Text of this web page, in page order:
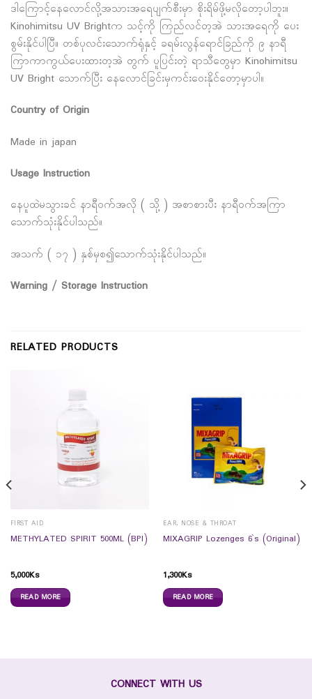
ဒါကြောင့်နေလောင်လို့အသားအရေပျက်စီးမှာ စိုးရိမ်ဖို့မလိုတော့ပါဘူး။
Kinohimitsu UV Brightက သင့်ကို ကြည်လင်တ့အဲ သားအရေကို ပေး
စွမ်းနိုင်ပါပြီ။ တစ်ပုလင်းသောက်ရုံနှင့် ခရမ်းလွန်ရောင်ခြည်ကို ၉ နာရီ
ကြာကာကွယ်ပေးထားတ့အဲ တွက် ပူပြင်းတဲ့ ရာသီတွေမှာ Kinohimitsu
UV Bright သောက်ပြီး နေလောင်ခြင်းမှကင်းဝေးနိုင်တော့မှာပါ။
Country of Origin
Made in japan
Usage Instruction
နေပူထဲမသွားခင် နာရီဝက်အလို ( သို့ ) အစာစားပီး နာရီဝက်အကြာ
သောက်သုံးနိုင်ပါသည်။
အသက် ( ၁၇ ) နှစ်မှစ၍သောက်သုံးနိုင်ပါသည်။
Warning / Storage Instruction
RELATED PRODUCTS
FIRST AID
METHYLATED SPIRIT 500ML (BPI)
5,000Ks
READ MORE
EAR, NOSE & THROAT
MIXAGRIP Lozenges 6`s (Original)
1,300Ks
READ MORE
CONNECT WITH US